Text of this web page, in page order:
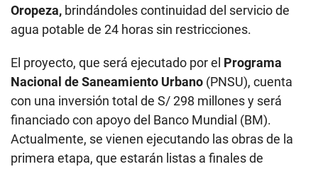
Oropeza, brindándoles continuidad del servicio de
agua potable de 24 horas sin restricciones.
El proyecto, que será ejecutado por el Programa
Nacional de Saneamiento Urbano (PNSU), cuenta
con una inversión total de S/ 298 millones y será
financiado con apoyo del Banco Mundial (BM).
Actualmente, se vienen ejecutando las obras de la
primera etapa, que estarán listas a finales de